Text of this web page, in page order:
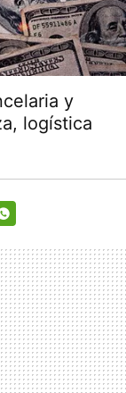
y
logística